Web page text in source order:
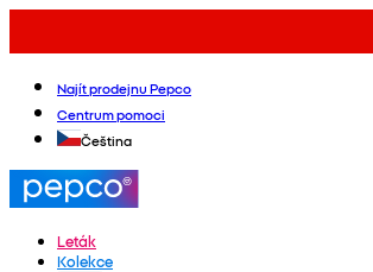
Najít prodejnu Pepco
Centrum pomoci
Čeština
Leták
Kolekce